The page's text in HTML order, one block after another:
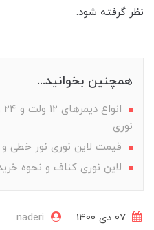
نظر گرفته شود.
همچنین بخوانید...
نوری
قیمت لاین نوری نور خطی و
لاین نوری کناف و نحوه
07 دی 1400
naderi